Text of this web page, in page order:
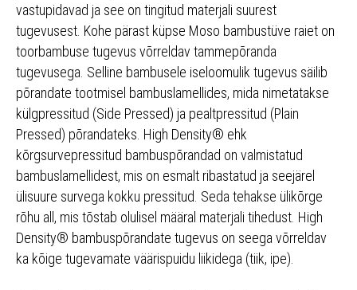
vastupidavad ja see on tingitud materjali suurest
tugevusest. Kohe pärast küpse Moso bambustüve raiet on
toorbambuse tugevus võrreldav tammepõranda
tugevusega. Selline bambusele iseloomulik tugevus säilib
põrandate tootmisel bambuslamellides, mida nimetatakse
külgpressitud (Side Pressed) ja pealtpressitud (Plain
Pressed) põrandateks. High Density® ehk
kõrgsurvepressitud bambuspõrandad on valmistatud
bambuslamellidest, mis on esmalt ribastatud ja seejärel
ülisuure survega kokku pressitud. Seda tehakse ülikõrge
rõhu all, mis tõstab olulisel määral materjali tihedust. High
Density® bambuspõrandate tugevus on seega võrreldav
ka kõige tugevamate väärispuidu liikidega (tiik, ipe).